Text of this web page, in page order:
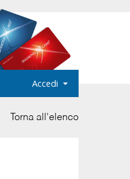
Accedi
Torna all'elenco